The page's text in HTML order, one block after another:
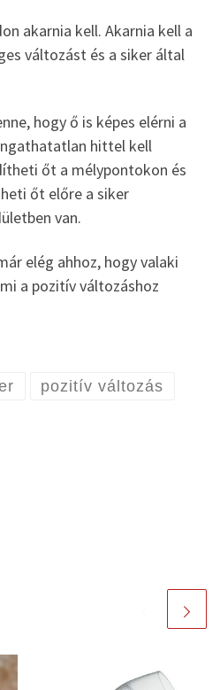
akarnia kell. Akarnia kell a
változást és a siker által
hogy ő is képes elérni a
hittel kell
őt a mélypontokon és
őt előre a siker
van.
elég ahhoz, hogy valaki
a pozitív változáshoz
pozitív változás